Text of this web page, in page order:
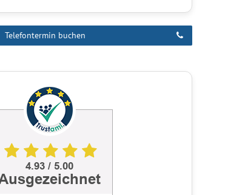
Telefontermin buchen